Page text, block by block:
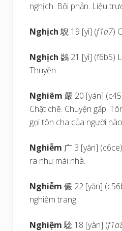
nghịch. Bội phản. Liệu
Nghịch 鶃 19 [yì] (f1a7)
Nghịch鷁 21 [yì] (f6b5)
Thuyền.
Nghiêm 嚴 20 [yán]
Chặt chẽ. Chuyện gấp.
gọi tôn cha của người
Nghiễm 广 3 [yăn]
ra như mái nhà.
Nghiễm儼 22 [yăn]
nghiêm trang.
Nghiệm騐 18 [yàn] (